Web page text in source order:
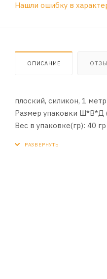
Нашли ошибку в
ОПИСАНИЕ
плоский,
Размер упаковки Ш*В*Д
Вес в